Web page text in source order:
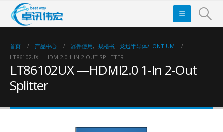
首页 产品中心 器件使用, 规格书, 龙迅半导体/LONTIUM
LT86102UX —HDMI2.0 1-IN 2-OUT SPLITTER
LT86102UX —HDMI2.0 1-In 2-Out
Splitter